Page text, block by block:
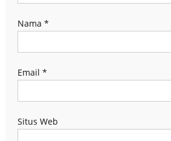
Nama *
Email *
Situs Web